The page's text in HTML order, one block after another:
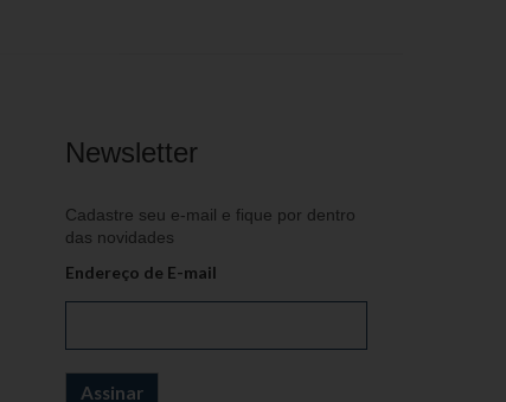
Newsletter
Cadastre seu e-mail e fique por dentro
das novidades
Endereço de E-mail